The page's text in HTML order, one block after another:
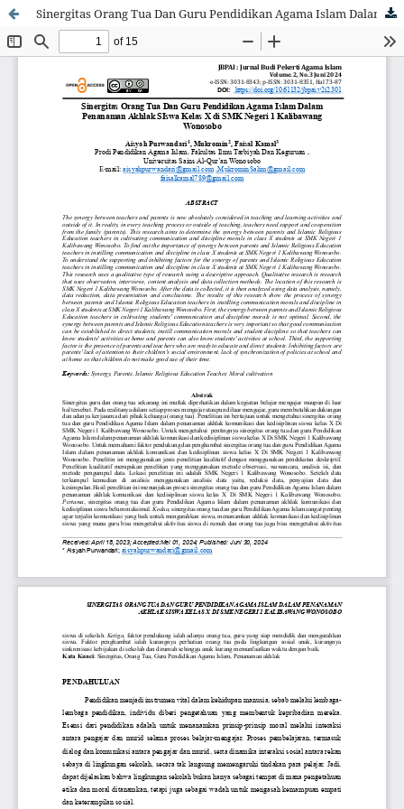
Sinergitas Orang Tua Dan Guru Pendidikan Agama Islam Dalam Penanaman Akhlak SIswa Kelas X di SMK Negeri 1 Kalibawang Wonosobo